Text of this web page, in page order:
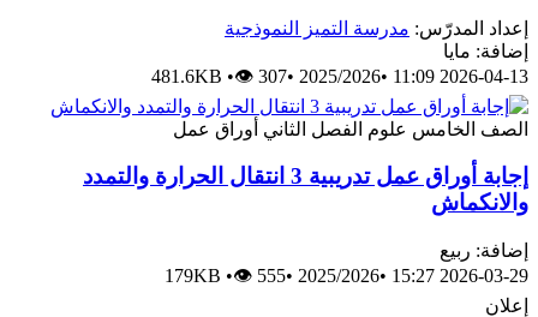
إعداد المدرّس: مدرسة التميز النموذجية
إضافة: مايا
2026-04-13 11:09
•
2025/2026
•
481.6KB •👁 307
الصف الخامس علوم الفصل الثاني أوراق عمل
إجابة أوراق عمل تدريبية 3 انتقال الحرارة والتمدد
والانكماش
إضافة: ربيع
2026-03-29 15:27
•
2025/2026
•
179KB •👁 555
إعلان